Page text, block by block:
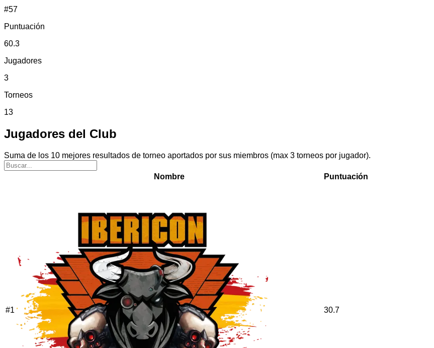
#57
Puntuación
60.3
Jugadores
3
Torneos
13
Jugadores del Club
Suma de los 10 mejores resultados de torneo aportados por sus miembros (max 3 torneos por jugador).
Nombre Puntuación
#1 30.7